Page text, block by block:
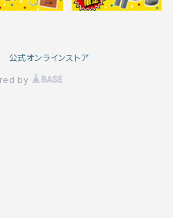
式オンラインストア
by